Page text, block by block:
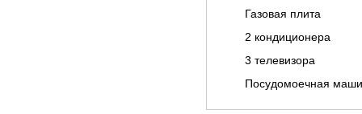
Газовая плита
2 кондиционера
3 телевизора
Посудомоечная